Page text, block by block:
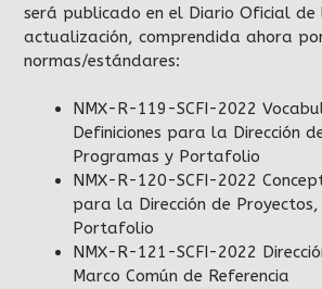
será publicado en el Diario Oficial de
actualización, comprendida ahora
normas/estándares:
NMX-R-119-SCFI-2022
Definiciones para la Dirección
Programas y Portafolio
NMX-R-120-SCFI-2022
para la Dirección de
Portafolio
NMX-R-121-SCFI-2022
Marco Común de Referencia